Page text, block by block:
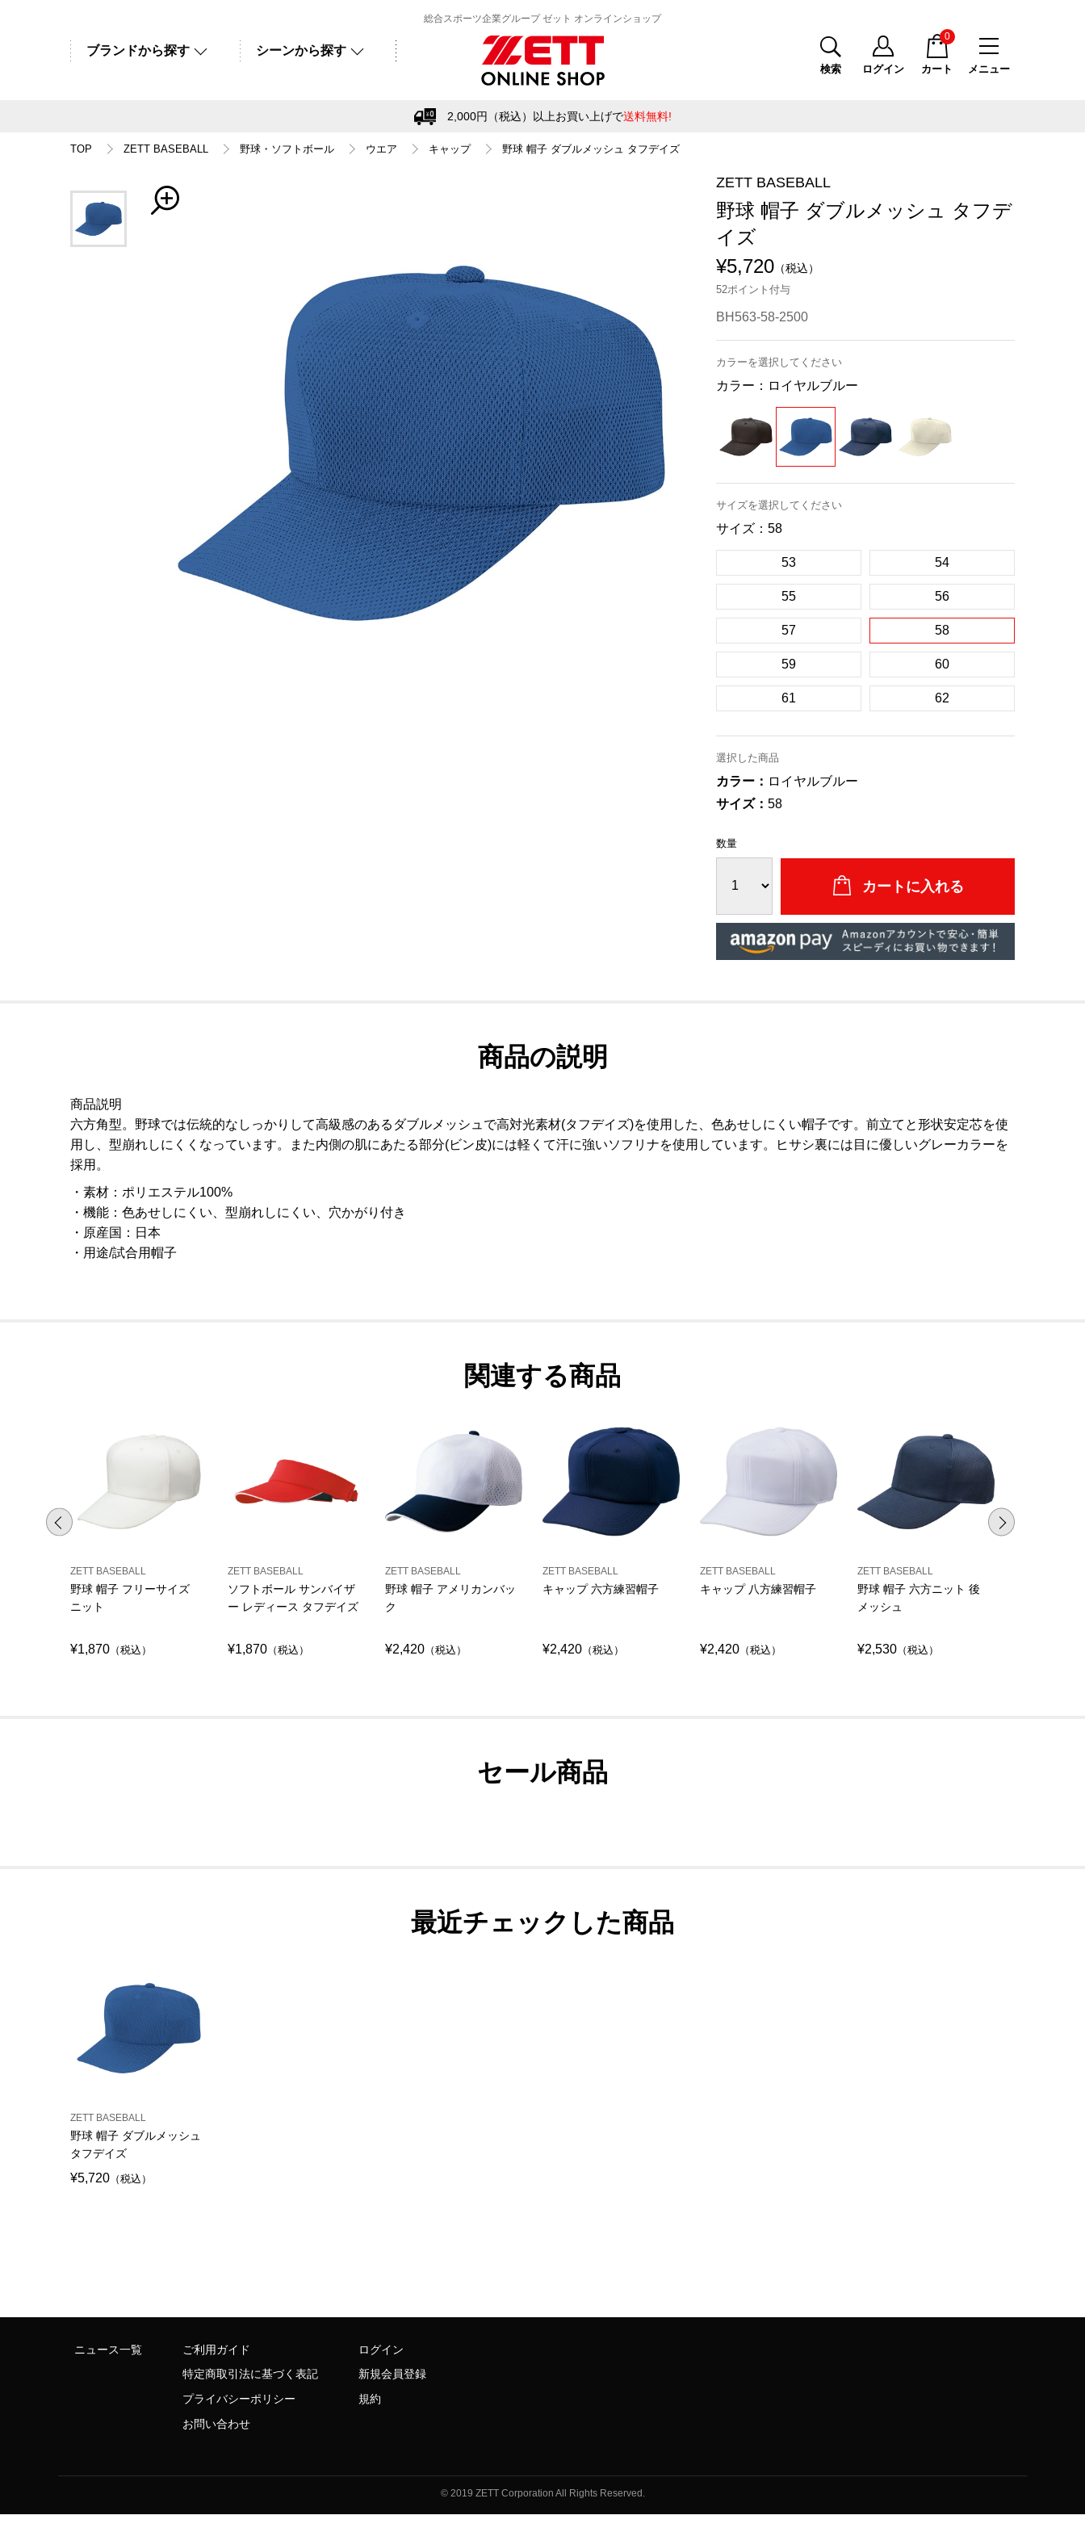
総合スポーツ企業グループ ゼット オンラインショップ
ブランドから探す シーンから探す
メニュー
検索 ログイン カート
0
2,000円（税込）以上お買い上げで送料無料!
TOP ZETT BASEBALL 野球・ソフトボール ウエア キャップ 野球 帽子 ダブルメッシュ タフデイズ
ZETT BASEBALL
野球 帽子 ダブルメッシュ タフデ
イズ
¥5,720 （税込）
52ポイント付与
BH563-58-2500
カラーを選択してください
カラー： ロイヤルブルー
サイズを選択してください
サイズ： 58
53 54
55 56
57 58
59 60
61 62
選択した商品
カラー： ロイヤルブルー
サイズ： 58
数量
商品の説明
商品説明
六方角型。野球では伝統的なしっかりして高級感のあるダブルメッシュで高対光素材(タフデイズ)を使用した、色あせしにくい帽子です。前立てと形状安定芯を使
用し、型崩れしにくくなっています。また内側の肌にあたる部分(ビン皮)には軽くて汗に強いソフリナを使用しています。ヒサシ裏には目に優しいグレーカラーを
採用。
素材 ： ポリエステル100%
機能 ： 色あせしにくい、型崩れしにくい、穴かがり付き
原産国 ： 日本
用途/試合用帽子
関連する商品
ZETT BASEBALL
野球 帽子 フリーサイズ
ニット
¥1,870 （税込）
ZETT BASEBALL
ソフトボール サンバイザ
ー レディース タフデイズ
¥1,870 （税込）
ZETT BASEBALL
野球 帽子 アメリカンバッ
ク
¥2,420 （税込）
ZETT BASEBALL
キャップ 六方練習帽子
¥2,420 （税込）
ZETT BASEBALL
キャップ 八方練習帽子
¥2,420 （税込）
ZETT BASEBALL
野球 帽子 六方ニット 後
メッシュ
¥2,530 （税込）
セール商品
最近チェックした商品
ZETT BASEBALL
野球 帽子 ダブルメッシュ
タフデイズ
¥5,720 （税込）
ニュース一覧
ご利用ガイド
特定商取引法に基づく表記
プライバシーポリシー
お問い合わせ
ログイン
新規会員登録
規約
© 2019 ZETT Corporation All Rights Reserved.